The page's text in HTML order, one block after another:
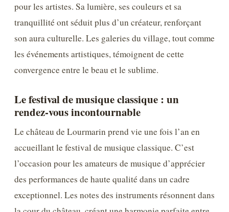
pour les artistes. Sa lumière, ses couleurs et sa
tranquillité ont séduit plus d’un créateur, renforçant
son aura culturelle. Les galeries du village, tout comme
les événements artistiques, témoignent de cette
convergence entre le beau et le sublime.
Le festival de musique classique : un
rendez-vous incontournable
Le château de Lourmarin prend vie une fois l’an en
accueillant le festival de musique classique. C’est
l’occasion pour les amateurs de musique d’apprécier
des performances de haute qualité dans un cadre
exceptionnel. Les notes des instruments résonnent dans